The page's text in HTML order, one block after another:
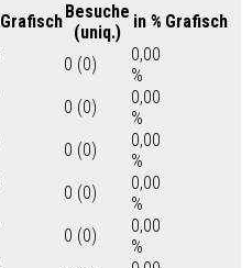
GrafischBesuche
(uniq.)
in % Grafisch
0 (0)
0,00
%
0 (0)
0,00
%
0 (0)
0,00
%
0 (0)
0,00
%
0 (0)
0,00
%